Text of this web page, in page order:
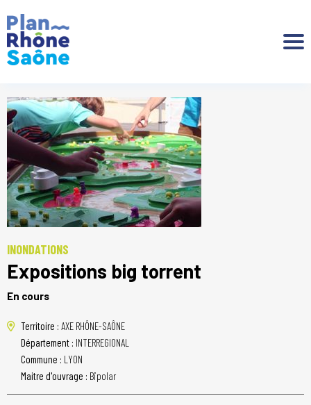
INONDATIONS
Expositions big torrent
En cours
Territoire : AXE RHÔNE-SAÔNE
Département : INTERREGIONAL
Commune : LYON
Maitre d'ouvrage : Bipolar